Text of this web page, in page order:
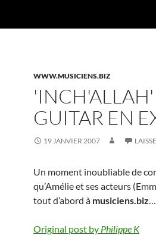
WWW.MUSICIENS.BIZ
GUITAR EN
19 JANVIER 2007
Un moment inoubliable de
qu’Amélie et ses acteurs
tout d’abord à musiciens.biz
Original post by Philippe K